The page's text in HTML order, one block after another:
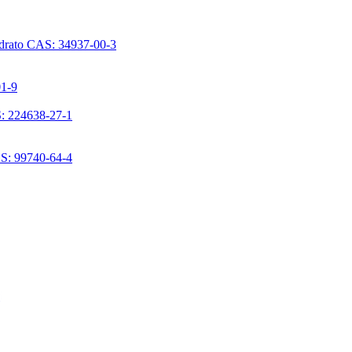
CAS: 34937-00-3
9
224638-27-1
99740-64-4